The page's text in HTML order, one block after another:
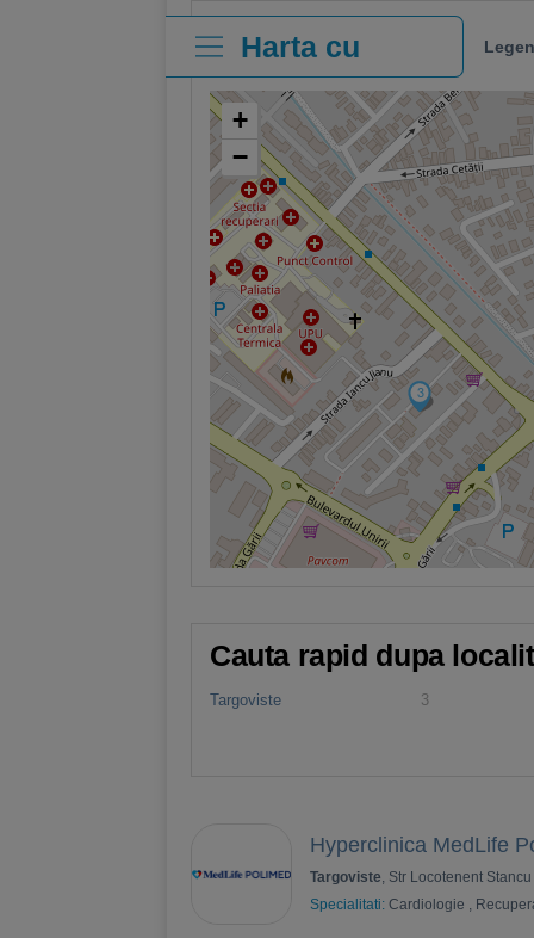
Harta cu
clinici
3
+
−
Cauta rapid dupa
Targoviste 3
Hyperclinica MedLife
Targoviste, Str Locotenent
Specialitati: Cardiologie ,